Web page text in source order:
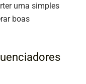
uma simples
boas